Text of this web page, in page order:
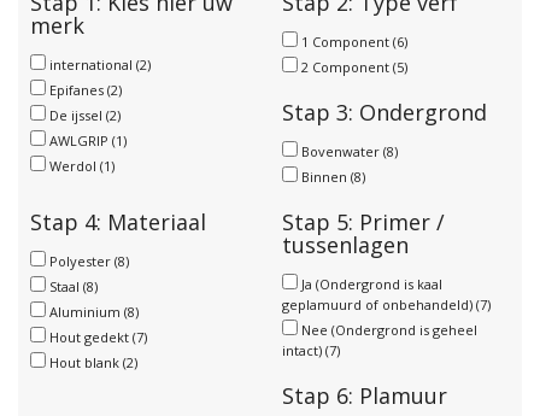
merk
international (2)
Epifanes (2)
De ijssel (2)
AWLGRIP (1)
Werdol (1)
1 Component (6)
2 Component (5)
Stap 3: Ondergrond
Bovenwater (8)
Binnen (8)
Stap 4: Materiaal
Polyester (8)
Staal (8)
Aluminium (8)
Hout gedekt (7)
Hout blank (2)
Stap 5: Primer /
tussenlagen
Ja (Ondergrond is kaal
geplamuurd of onbehandeld) (7)
Nee (Ondergrond is geheel
intact) (7)
Stap 6: Plamuur